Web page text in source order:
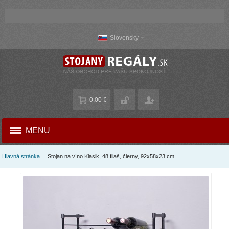
Slovensky
0,00 €
MENU
Hlavná stránka Stojan na víno Klasik, 48 fliaš, čierny, 92x58x23 cm